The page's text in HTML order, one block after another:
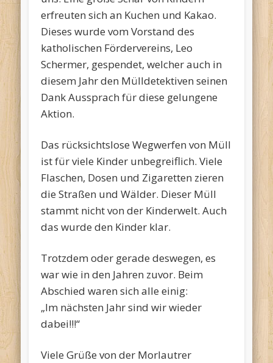
erfreuten sich an Kuchen und Kakao.
Dieses wurde vom Vorstand des
katholischen Fördervereins, Leo
Schermer, gespendet, welcher auch in
diesem Jahr den Mülldetektiven seinen
Dank Aussprach für diese gelungene
Aktion.
Das rücksichtslose Wegwerfen von Müll
ist für viele Kinder unbegreiflich. Viele
Flaschen, Dosen und Zigaretten zieren
die Straßen und Wälder. Dieser Müll
stammt nicht von der Kinderwelt. Auch
das wurde den Kinder klar.
Trotzdem oder gerade deswegen, es
war wie in den Jahren zuvor. Beim
Abschied waren sich alle einig:
„Im nächsten Jahr sind wir wieder
dabei!!!“
Viele Grüße von der Morlautrer